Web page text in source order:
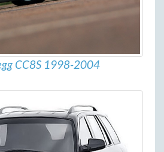
CC8S 1998-2004